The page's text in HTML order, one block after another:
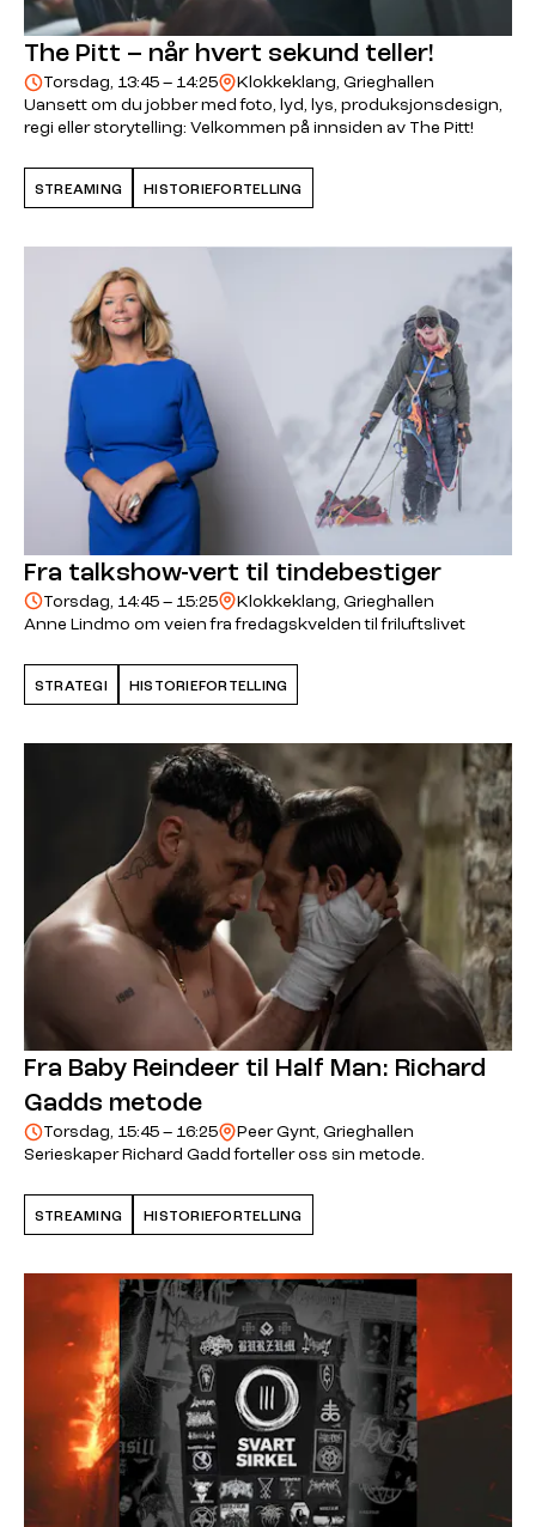
The Pitt – når hvert sekund teller!
Torsdag, 13:45 – 14:25
Klokkeklang, Grieghallen
Uansett om du jobber med foto, lyd, lys, produksjonsdesign,
regi eller storytelling: Velkommen på innsiden av The Pitt!
STREAMING HISTORIEFORTELLING
Fra talkshow-vert til tindebestiger
Torsdag, 14:45 – 15:25
Klokkeklang, Grieghallen
Anne Lindmo om veien fra fredagskvelden til friluftslivet
STRATEGI HISTORIEFORTELLING
Fra Baby Reindeer til Half Man: Richard
Gadds metode
Torsdag, 15:45 – 16:25
Peer Gynt, Grieghallen
Serieskaper Richard Gadd forteller oss sin metode.
STREAMING HISTORIEFORTELLING